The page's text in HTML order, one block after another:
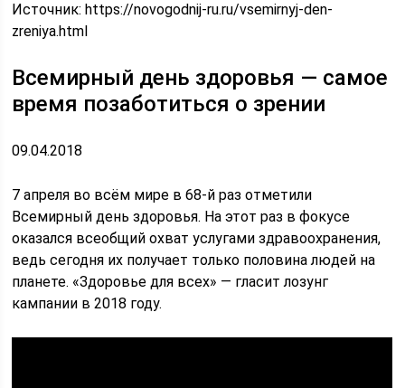
Источник:https://novogodnij-ru.ru/vsemirnyj-den-
zreniya.html
Всемирный день здоровья — самое
время позаботиться о зрении
09.04.2018
7 апреля во всём мире в 68-й раз отметили
Всемирный день здоровья. На этот раз в фокусе
оказался всеобщий охват услугами здравоохранения,
ведь сегодня их получает только половина людей на
планете. «Здоровье для всех» — гласит лозунг
кампании в 2018 году.